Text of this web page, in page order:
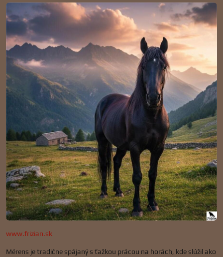
www.frizian.sk
Mérens je tradične spájaný s ťažkou prácou na horách, kde slúžil ako